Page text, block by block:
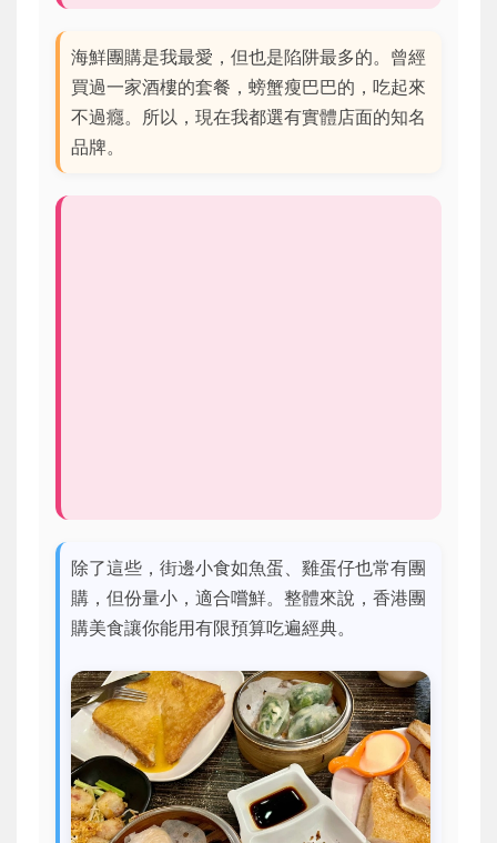
海鮮團購是我最愛，但也是陷阱最多的。曾經
買過一家酒樓的套餐，螃蟹瘦巴巴的，吃起來
不過癮。所以，現在我都選有實體店面的知名
品牌。
除了這些，街邊小食如魚蛋、雞蛋仔也常有團
購，但份量小，適合嚐鮮。整體來說，香港團
購美食讓你能用有限預算吃遍經典。